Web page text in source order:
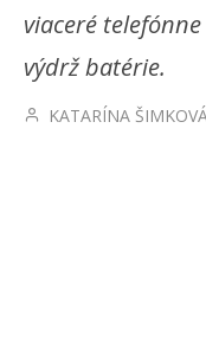
viaceré
výdrž batérie.
KATARÍNA